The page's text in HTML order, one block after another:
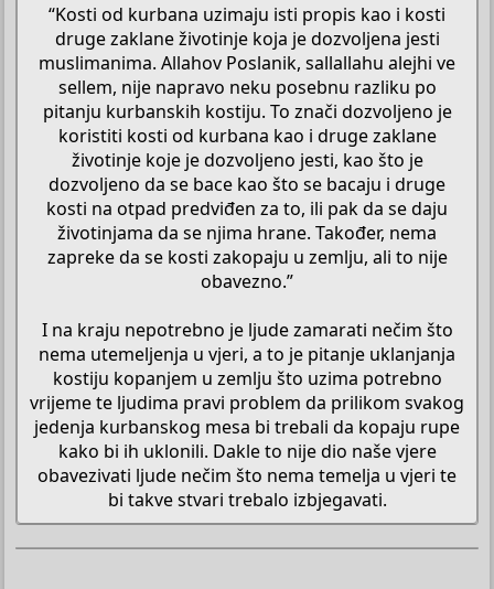
“Kosti od kurbana uzimaju isti propis kao i kosti
druge zaklane životinje koja je dozvoljena jesti
muslimanima. Allahov Poslanik, sallallahu alejhi ve
sellem, nije napravo neku posebnu razliku po
pitanju kurbanskih kostiju. To znači dozvoljeno je
koristiti kosti od kurbana kao i druge zaklane
životinje koje je dozvoljeno jesti, kao što je
dozvoljeno da se bace kao što se bacaju i druge
kosti na otpad predviđen za to, ili pak da se daju
životinjama da se njima hrane. Također, nema
zapreke da se kosti zakopaju u zemlju, ali to nije
obavezno.”
I na kraju nepotrebno je ljude zamarati nečim što
nema utemeljenja u vjeri, a to je pitanje uklanjanja
kostiju kopanjem u zemlju što uzima potrebno
vrijeme te ljudima pravi problem da prilikom svakog
jedenja kurbanskog mesa bi trebali da kopaju rupe
kako bi ih uklonili. Dakle to nije dio naše vjere
obavezivati ljude nečim što nema temelja u vjeri te
bi takve stvari trebalo izbjegavati.​